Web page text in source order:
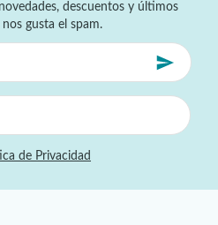
descuentos y últimos
nos gusta el spam.
de Privacidad